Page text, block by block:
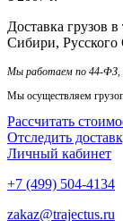
Доставка грузов
Сибири, Русского
Мы работаем по 44-
Мы осуществляем
Рассчитать
Отследить
Личный кабинет
+7 (499) 504-4134
zakaz@trajectus.ru